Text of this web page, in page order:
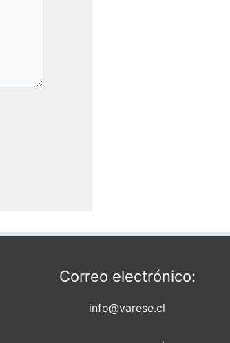
Correo electrónico:
info@varese.cl